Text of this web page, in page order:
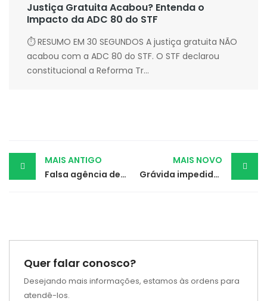
Justiça Gratuita Acabou? Entenda o
Impacto da ADC 80 do STF
⏱ RESUMO EM 30 SEGUNDOS A justiça gratuita NÃO
acabou com a ADC 80 do STF. O STF declarou
constitucional a Reforma Tr...
Post
navigation
MAIS ANTIGO
Falsa agência de modelos é condenada por aplicar golpe durante a pandemia
MAIS NOVO
Grávida impedida de usar banheiro recebe direito à rescisão indireta e indenização
Quer falar conosco?
Desejando mais informações, estamos às ordens para
atendê-los.